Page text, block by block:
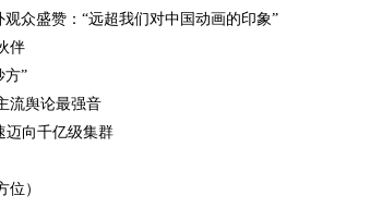
众盛赞：“远超我们对中国动画的印象”
伴
方”
流舆论最强音
迈向千亿级集群
）